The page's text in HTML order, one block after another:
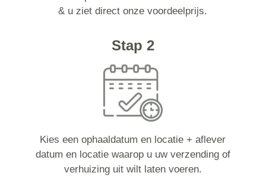
& u ziet direct onze voordeelprijs.
Stap 2
Kies een ophaaldatum en locatie + aflever
datum en locatie waarop u uw verzending of
verhuizing uit wilt laten voeren.